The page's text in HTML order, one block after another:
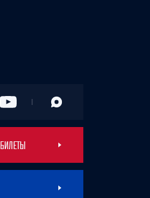
БИЛЕТЫ